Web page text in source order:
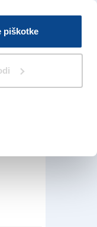
piškotke
Iskanje